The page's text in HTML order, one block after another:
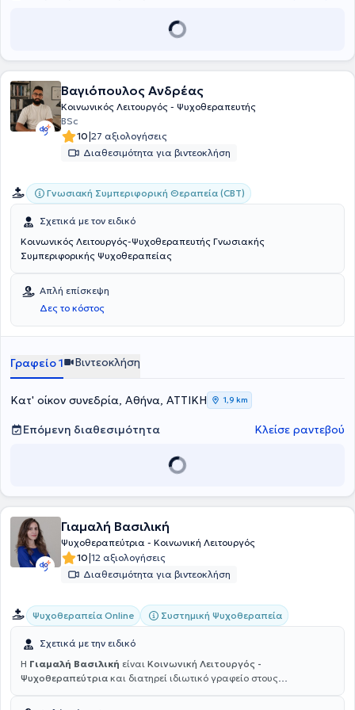
άτομα που αντιμετώπιζαν ψυχικές δυσκολίες. Η εμπειρία αυτή την
δίδαξε σε βάθος πόσο σημαντικό είναι να βλέπει τον άνθρωπο
Βαγιόπουλος Ανδρέας
Κοινωνικός Λειτουργός - Ψυχοθεραπευτής
BSc
10|27 αξιολογήσεις
Διαθεσιμότητα για βιντεοκλήση
Γνωσιακή Συμπεριφορική Θεραπεία (CBT)
Σχετικά με τον ειδικό
Κοινωνικός Λειτουργός-Ψυχοθεραπευτής Γνωσιακής
Συμπεριφορικής Ψυχοθεραπείας
Απλή επίσκεψη
Δες το κόστος
Γραφείο 1 Βιντεοκλήση
Κατ' οίκον συνεδρία, Αθήνα, ΑΤΤΙΚΗ 1,9 km
Επόμενη διαθεσιμότητα Κλείσε ραντεβού
Γιαμαλή Βασιλική
Ψυχοθεραπεύτρια - Κοινωνική Λειτουργός
10|12 αξιολογήσεις
Διαθεσιμότητα για βιντεοκλήση
Ψυχοθεραπεία Online Συστημική Ψυχοθεραπεία
Σχετικά με την ειδικό
Η Γιαμαλή Βασιλική είναι Κοινωνική Λειτουργός -
Ψυχοθεραπεύτρια και διατηρεί ιδιωτικό γραφείο στους
έχει ειδικευτεί στην Συστημική ψυχοθεραπεία στο Θεραπευτικό και